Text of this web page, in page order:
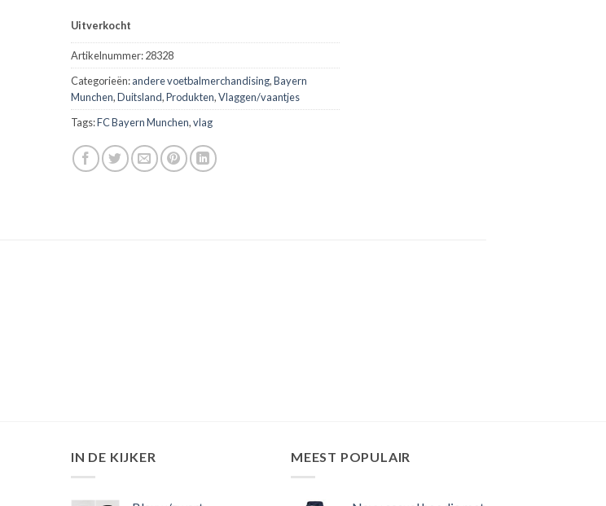
Uitverkocht
Artikelnummer:28328
Categorieën:andere voetbalmerchandising,Bayern
Munchen,Duitsland,Produkten,Vlaggen/vaantjes
Tags:FC Bayern Munchen,vlag
IN DE KIJKER MEEST POPULAIR